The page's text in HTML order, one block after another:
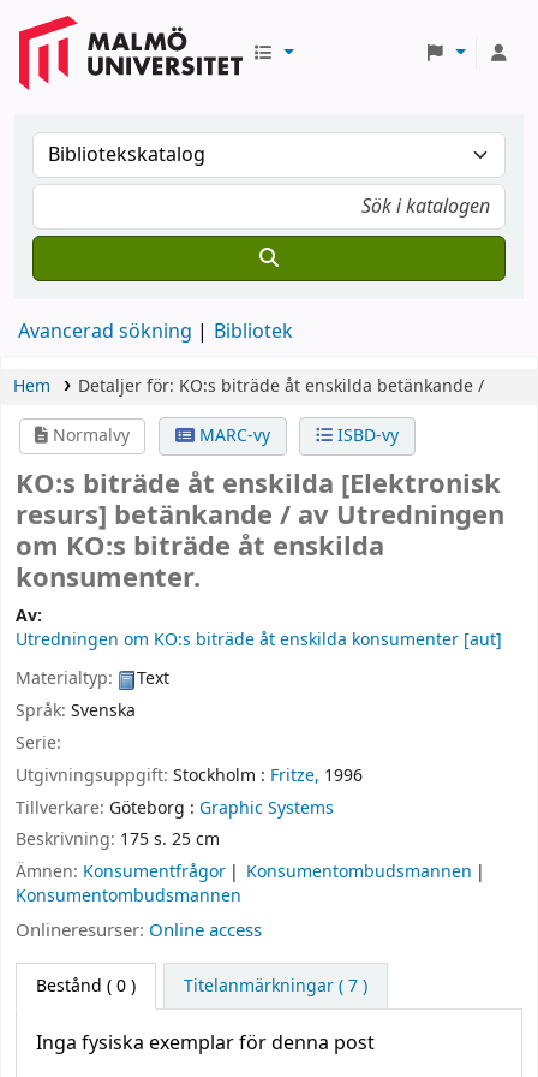
Avancerad sökning Bibliotek
Hem Detaljer för: KO:s biträde åt enskilda betänkande /
Normalvy
MARC-vy ISBD-vy
KO:s biträde åt enskilda [Elektronisk
resurs] betänkande / av Utredningen
om KO:s biträde åt enskilda
konsumenter.
Av:
Utredningen om KO:s biträde åt enskilda konsumenter [aut]
Materialtyp:
Text
Språk: Svenska
Serie:
Utgivningsuppgift: Stockholm : Fritze, 1996
Tillverkare: Göteborg : Graphic Systems
Beskrivning: 175 s. 25 cm
Ämnen: Konsumentfrågor
Konsumentombudsmannen
Konsumentombudsmannen
Onlineresurser: Online access
Bestånd ( 0 ) Titelanmärkningar ( 7 )
Inga fysiska exemplar för denna post